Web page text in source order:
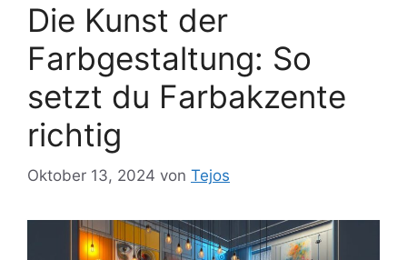
Die Kunst der
Farbgestaltung: So
setzt du Farbakzente
richtig
Oktober 13, 2024 von Tejos